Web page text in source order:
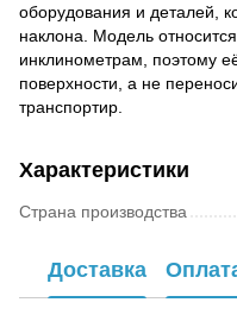
оборудования и деталей,
наклона. Модель
инклинометрам, поэтому
поверхности, а не
транспортир.
Характеристики
Страна производства
Доставка